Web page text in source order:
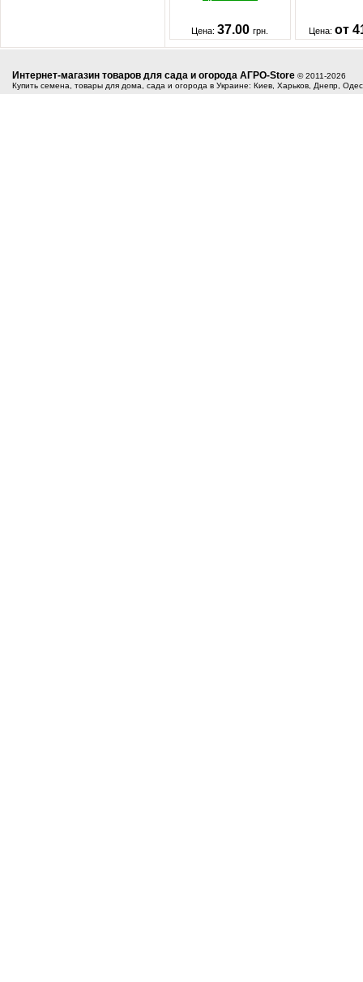
Цена:37.00грн. Цена: от
Интернет-магазин товаров для сада и огорода АГРО-Store © 2011-2026
Купить семена, товары для дома, сада и огорода в Украине: Киев, Харьков, Днепр,